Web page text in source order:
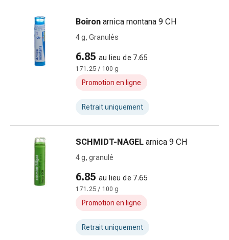
Irritation
et
blessure
de
élastiques
Pansements
pour
doigts
Sparadraps
Bandes
Boiron arnica montana 9 CH
4 g, Granulés
6.85 au lieu de 7.65
171.25 / 100 g
Promotion en ligne
Retrait uniquement
SCHMIDT-NAGEL arnica 9 CH
4 g, granulé
6.85 au lieu de 7.65
171.25 / 100 g
Promotion en ligne
Retrait uniquement